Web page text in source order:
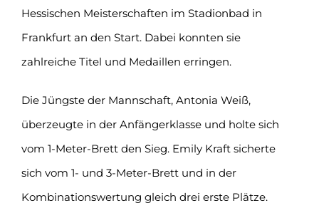
Hessischen Meisterschaften im Stadionbad in
Frankfurt an den Start. Dabei konnten sie
zahlreiche Titel und Medaillen erringen.
Die Jüngste der Mannschaft, Antonia Weiß,
überzeugte in der Anfängerklasse und holte sich
vom 1-Meter-Brett den Sieg. Emily Kraft sicherte
sich vom 1- und 3-Meter-Brett und in der
Kombinationswertung gleich drei erste Plätze.